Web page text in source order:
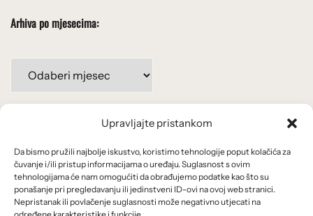
Upravljajte pristankom
Da bismo pružili najbolje iskustvo, koristimo tehnologije poput kolačića za
čuvanje i/ili pristup informacijama o uređaju. Suglasnost s ovim
tehnologijama će nam omogućiti da obrađujemo podatke kao što su
ponašanje pri pregledavanju ili jedinstveni ID-ovi na ovoj web stranici.
Nepristanak ili povlačenje suglasnosti može negativno utjecati na
Arhiva po mjesecima:
mjesecima:
Uvjeti korištenja
Politika privatnosti